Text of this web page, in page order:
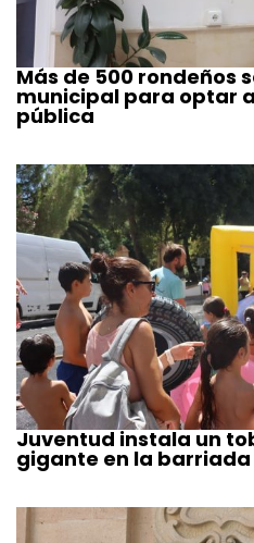
Más de 500 rondeños
municipal para optar
pública
Juventud instala un
gigante en la barriada